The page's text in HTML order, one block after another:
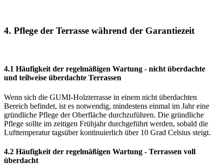
4. Pflege der Terrasse während der Garantiezeit
4.1 Häufigkeit der regelmäßigen Wartung - nicht überdachte
und teilweise überdachte Terrassen
Wenn sich die GUMI-Holzterrasse in einem nicht überdachten
Bereich befindet, ist es notwendig, mindestens einmal im Jahr eine
gründliche Pflege der Oberfläche durchzuführen. Die gründliche
Pflege sollte im zeitigen Frühjahr durchgeführt werden, sobald die
Lufttemperatur tagsüber kontinuierlich über 10 Grad Celsius steigt.
4.2 Häufigkeit der regelmäßigen Wartung - Terrassen voll
überdacht